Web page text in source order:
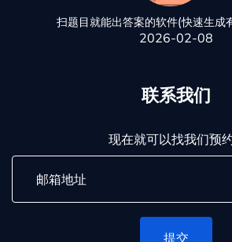
扫题目就能出答案的软件(快速生成
2026-02-08
联系我们
现在就可以找我们预
提交